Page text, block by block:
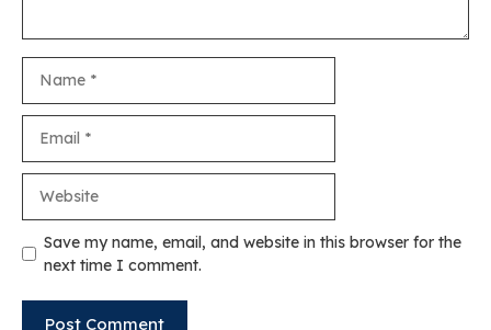
Save my name, email, and website in this browser for the
next time I comment.